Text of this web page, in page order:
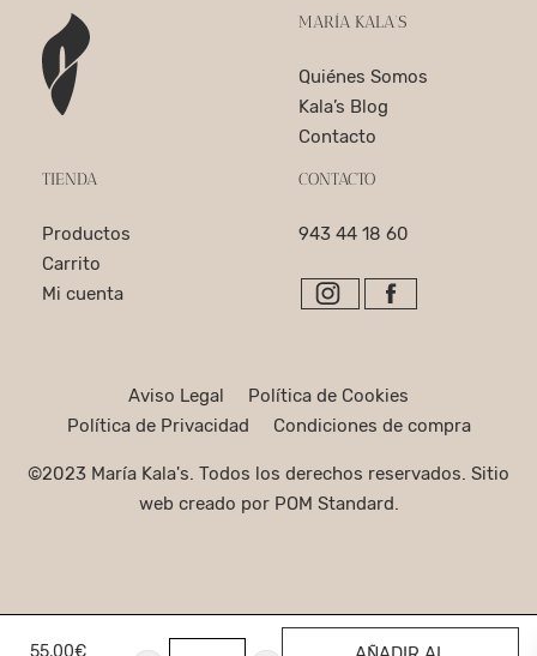
55,00€
MARÍA KALA’S
Quiénes Somos
Kala’s Blog
Contacto
TIENDA
Productos
Carrito
Mi cuenta
CONTACTO
943 44 18 60
Aviso Legal
Política de Cookies
Política de Privacidad
Condiciones de compra
©2023 María Kala's. Todos los derechos reservados. Sitio
web creado por POM Standard.